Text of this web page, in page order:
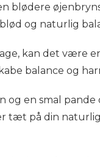
blødere
og naturlig
kan det være
balance og
en smal
tæt på din